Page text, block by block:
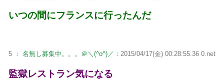
いつの間にフランスに行ったんだ
5 ： 名無し募集中。。。＠＼(^o^)／ ：2015/04/17(金) 00:28:55.36 0.net
監獄レストラン気になる